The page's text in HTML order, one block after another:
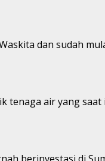
dan sudah
tenaga air yang